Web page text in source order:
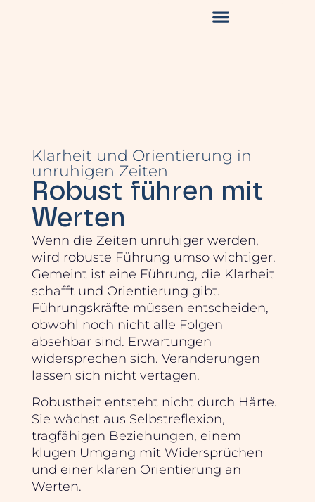
Klarheit und Orientierung in
unruhigen Zeiten
Robust führen mit
Werten
Wenn die Zeiten unruhiger werden,
wird robuste Führung umso wichtiger.
Gemeint ist eine Führung, die Klarheit
schafft und Orientierung gibt.
Führungskräfte müssen entscheiden,
obwohl noch nicht alle Folgen
absehbar sind. Erwartungen
widersprechen sich. Veränderungen
lassen sich nicht vertagen.
Robustheit entsteht nicht durch Härte.
Sie wächst aus Selbstreflexion,
tragfähigen Beziehungen, einem
klugen Umgang mit Widersprüchen
und einer klaren Orientierung an
Werten.